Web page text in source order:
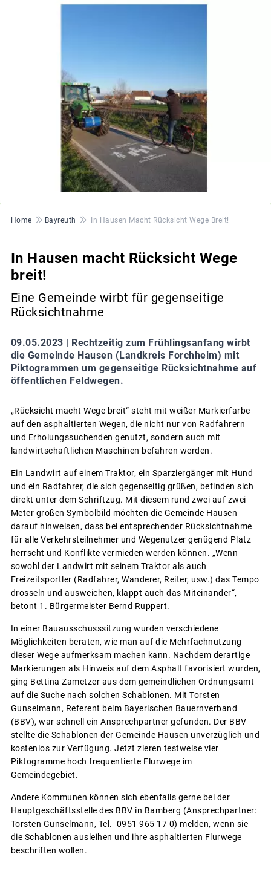
Pfadnavigation
Home Bayreuth In Hausen Macht Rücksicht Wege Breit!
In Hausen macht Rücksicht Wege
breit!
Eine Gemeinde wirbt für gegenseitige
Rücksichtnahme
09.05.2023 | Rechtzeitig zum Frühlingsanfang wirbt
die Gemeinde Hausen (Landkreis Forchheim) mit
Piktogrammen um gegenseitige Rücksichtnahme auf
öffentlichen Feldwegen.
„Rücksicht macht Wege breit“ steht mit weißer Markierfarbe
auf den asphaltierten Wegen, die nicht nur von Radfahrern
und Erholungssuchenden genutzt, sondern auch mit
landwirtschaftlichen Maschinen befahren werden.
Ein Landwirt auf einem Traktor, ein Sparziergänger mit Hund
und ein Radfahrer, die sich gegenseitig grüßen, befinden sich
direkt unter dem Schriftzug. Mit diesem rund zwei auf zwei
Meter großen Symbolbild möchten die Gemeinde Hausen
darauf hinweisen, dass bei entsprechender Rücksichtnahme
für alle Verkehrsteilnehmer und Wegenutzer genügend Platz
herrscht und Konflikte vermieden werden können. „Wenn
sowohl der Landwirt mit seinem Traktor als auch
Freizeitsportler (Radfahrer, Wanderer, Reiter, usw.) das Tempo
drosseln und ausweichen, klappt auch das Miteinander“,
betont 1. Bürgermeister Bernd Ruppert.
In einer Bauausschusssitzung wurden verschiedene
Möglichkeiten beraten, wie man auf die Mehrfachnutzung
dieser Wege aufmerksam machen kann. Nachdem derartige
Markierungen als Hinweis auf dem Asphalt favorisiert wurden,
ging Bettina Zametzer aus dem gemeindlichen Ordnungsamt
auf die Suche nach solchen Schablonen. Mit Torsten
Gunselmann, Referent beim Bayerischen Bauernverband
(BBV), war schnell ein Ansprechpartner gefunden. Der BBV
stellte die Schablonen der Gemeinde Hausen unverzüglich und
kostenlos zur Verfügung. Jetzt zieren testweise vier
Piktogramme hoch frequentierte Flurwege im
Gemeindegebiet.
Andere Kommunen können sich ebenfalls gerne bei der
Hauptgeschäftsstelle des BBV in Bamberg (Ansprechpartner:
Torsten Gunselmann, Tel. 0951 965 17 0) melden, wenn sie
die Schablonen ausleihen und ihre asphaltierten Flurwege
beschriften wollen.